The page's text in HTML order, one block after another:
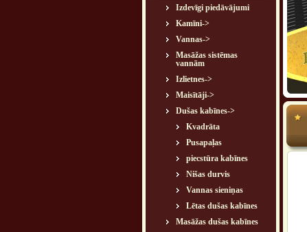
Izdevīgi piedāvājumi
Kamīni->
Vannas->
Masāžas sistēmas
vannām
Izlietnes->
Maisītāji->
Dušas kabīnes->
Kvadrāta
Pusapaļas
piecstūra kabīnes
Nišas durvis
Vannas sieniņas
Lētas dušas kabīnes
Masāžas dušas kabīnes